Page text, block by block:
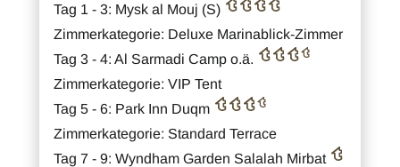
Tag 1 - 3: Mysk al Mouj (S)
Zimmerkategorie: Deluxe Marinablick-Zimmer
Tag 3 - 4: Al Sarmadi Camp o.ä.
Zimmerkategorie: VIP Tent
Tag 5 - 6: Park Inn Duqm
Zimmerkategorie: Standard Terrace
Tag 7 - 9: Wyndham Garden Salalah Mirbat